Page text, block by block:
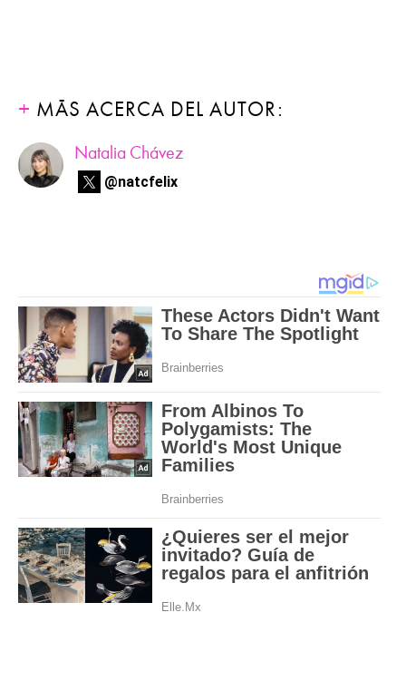
MÁS ACERCA DEL AUTOR:
Natalia Chávez
@natcfelix